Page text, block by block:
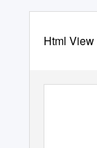
Html View